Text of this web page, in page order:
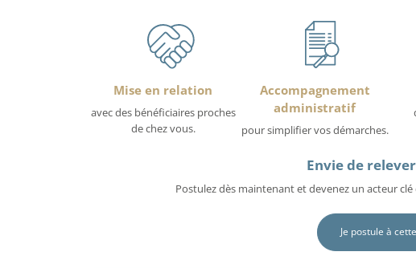
Mise en relation
avec des bénéficiaires proches
de chez vous.
Accompagnement
administratif
pour simplifier vos démarches.
Envie de
Postulez dès maintenant et devenez un acteur
Je postule à